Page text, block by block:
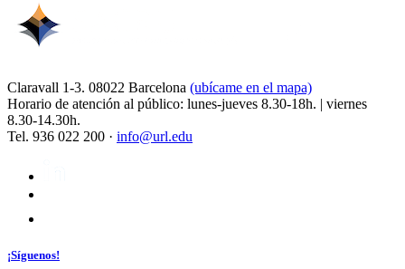
Claravall 1-3. 08022 Barcelona (ubícame en el mapa)
Horario de atención al público: lunes-jueves 8.30-18h. | viernes
8.30-14.30h.
Tel. 936 022 200 · info@url.edu
¡Síguenos!